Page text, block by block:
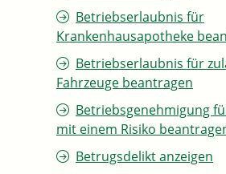
Betriebserlaubnis für
Krankenhausapotheke
Betriebserlaubnis für
Fahrzeuge beantragen
Betriebsgenehmigung
mit einem Risiko
Betrugsdelikt anzeigen